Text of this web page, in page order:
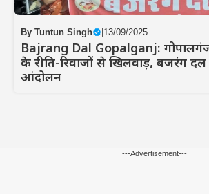
By Tuntun Singh 13/09/2025
Bajrang Dal Gopalganj:
के रीति-रिवाजों से खिलवाड़, बजरंग दल
आंदोलन
---Advertisement---